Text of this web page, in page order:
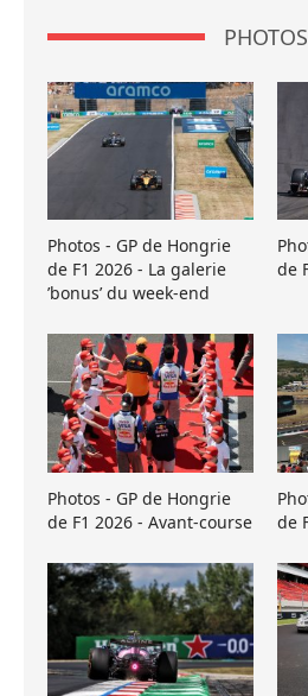
PHOTOS
Photos - GP de Hongrie
de F1 2026 - La galerie
’bonus’ du week-end
de
Photos - GP de Hongrie
de F1 2026 - Avant-course
de